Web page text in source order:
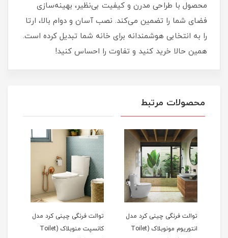
محصول با طراحی مدرن و کیفیت بی‌نظیر، بهینه‌سازی
فضای شما را تضمین می‌کند. نصب آسان و دوام بالا، ارتا
را به انتخابی هوشمندانه برای خانه شما تبدیل کرده است.
همین حالا خرید کنید و تفاوت را احساس کنید!
محصولات مرتبط
توالت فرنگی چینی کرد مدل
کانسپت منوبلاک (Toilet
توالت فرنگی چینی کرد مدل
ارتا مونوبلاک (Toilet Arta)